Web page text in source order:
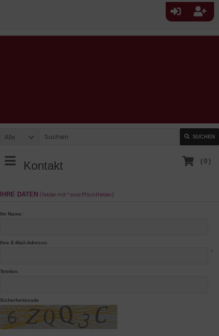
Alle SUCHEN
( 0 )
Kontakt
IHRE DATEN (Felder mit * sind Pflichtfelder.)
Ihr Name:
Ihre E-Mail-Adresse:
*
Telefon:
Sicherheitscode